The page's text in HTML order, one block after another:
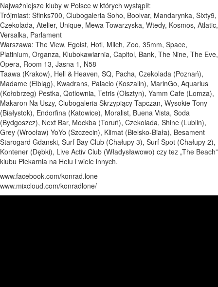
Najważniejsze kluby w Polsce w których wystąpił:
Trójmiast: Sfinks700, Clubogaleria Soho, Boolvar, Mandarynka, Sixty9,
Czekolada, Atelier, Unique, Mewa Towarzyska, Wtedy, Kosmos, Atlatic,
Versalka, Parlament
Warszawa: The View, Egoist, Hotl, Milch, Zoo, 35mm, Space,
Platinium, Organza, Klubokawiarnia, Capitol, Bank, The Nine, The Eve,
Opera, Room 13, Jasna 1, N58
Taawa (Krakow), Hell & Heaven, SQ, Pacha, Czekolada (Poznań),
Madame (Elbląg), Kwadrans, Palacio (Koszalin), MarinGo, Aquarius
(Kołobrzeg) Pestka, Qotlownia, Tetris (Olsztyn), Yamm Cafe (Lomza),
Makaron Na Uszy, Clubogaleria Skrzypiący Tapczan, Wysokie Tony
(Białystok), Endorfina (Katowice), Moralist, Buena Vista, Soda
(Bydgoszcz), Next Bar, Mockba (Toruń), Czekolada, Shine (Lublin),
Grey (Wrocław) YoYo (Szczecin), Klimat (Bielsko-Biała), Besament
Starogard Gdanski, Surf Bay Club (Chałupy 3), Surf Spot (Chałupy 2),
Kontener (Dębki), Live Activ Club (Władysławowo) czy tez „The Beach”
klubu Piekarnia na Helu i wiele innych.
www.facebook.com/konrad.lone
www.mixcloud.com/konradlone/